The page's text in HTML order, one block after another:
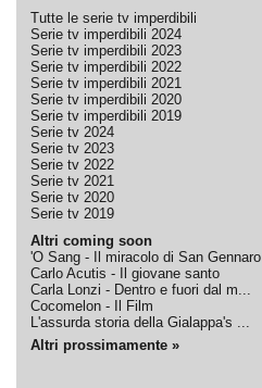
Tutte le serie tv imperdibili
Serie tv imperdibili 2024
Serie tv imperdibili 2023
Serie tv imperdibili 2022
Serie tv imperdibili 2021
Serie tv imperdibili 2020
Serie tv imperdibili 2019
Serie tv 2024
Serie tv 2023
Serie tv 2022
Serie tv 2021
Serie tv 2020
Serie tv 2019
Altri coming soon
'O Sang - Il miracolo di San Gennaro
Carlo Acutis - Il giovane santo
Carla Lonzi - Dentro e fuori dal m...
Cocomelon - Il Film
L'assurda storia della Gialappa's ...
Altri prossimamente »